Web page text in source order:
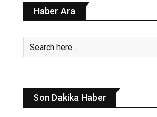
Haber Ara
Son Dakika Haber